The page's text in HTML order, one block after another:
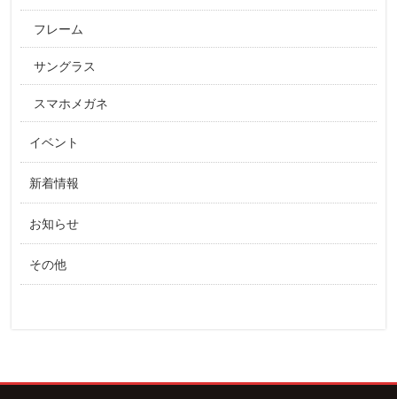
フレーム
サングラス
スマホメガネ
イベント
新着情報
お知らせ
その他